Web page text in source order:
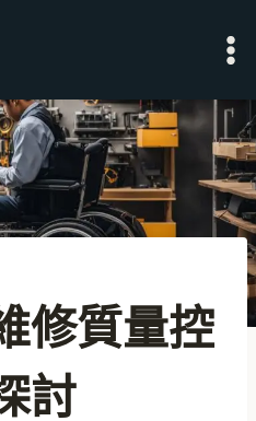
修質量控
討